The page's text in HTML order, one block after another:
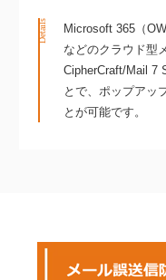
Details
Microsoft 365（
などのクラウド型
CipherCraft/Mail 7
とで、ポップアッ
とが可能です。